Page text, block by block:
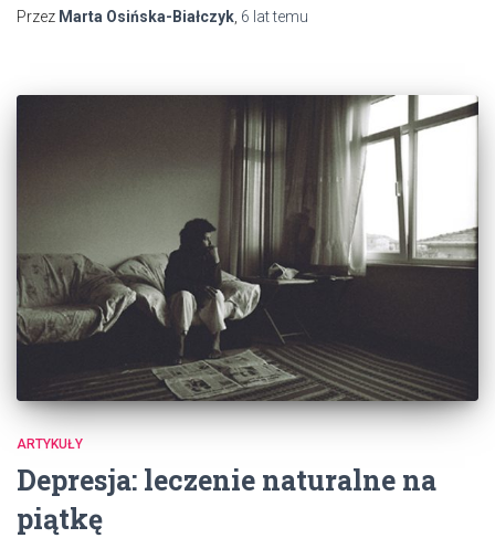
Przez Marta Osińska-Białczyk 6 lattemu
ARTYKUŁY
Depresja: leczenie naturalne na
piątkę